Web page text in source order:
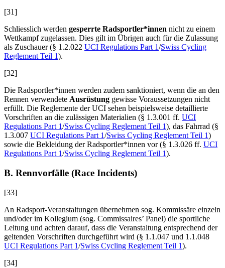
[31]
Schliesslich werden gesperrte Radsportler*innen nicht zu einem
Wettkampf zugelassen. Dies gilt im Übrigen auch für die Zulassung
als Zuschauer (§ 1.2.022 UCI Regulations Part 1/Swiss Cycling
Reglement Teil 1).
[32]
Die Radsportler*innen werden zudem sanktioniert, wenn die an den
Rennen verwendete Ausrüstung gewisse Voraussetzungen nicht
erfüllt. Die Reglemente der UCI sehen beispielsweise detaillierte
Vorschriften an die zulässigen Materialien (§ 1.3.001 ff. UCI
Regulations Part 1/Swiss Cycling Reglement Teil 1), das Fahrrad (§
1.3.007 UCI Regulations Part 1/Swiss Cycling Reglement Teil 1)
sowie die Bekleidung der Radsportler*innen vor (§ 1.3.026 ff. UCI
Regulations Part 1/Swiss Cycling Reglement Teil 1).
B. Rennvorfälle (Race Incidents)
[33]
An Radsport-Veranstaltungen übernehmen sog. Kommissäre einzeln
und/oder im Kollegium (sog. Commissaires’ Panel) die sportliche
Leitung und achten darauf, dass die Veranstaltung entsprechend der
geltenden Vorschriften durchgeführt wird (§ 1.1.047 und 1.1.048
UCI Regulations Part 1/Swiss Cycling Reglement Teil 1).
[34]